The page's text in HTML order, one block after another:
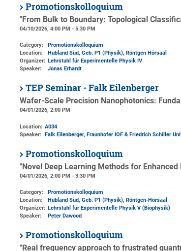
Promotionskolloquium
"From Bulk to Boundary: Topological
04/10/2026, 4:00 PM - 5:30 PM
Category:
Promotionskolloquium
Location:
Hubland Süd, Geb. P1 (Physik), Röntgen Hörsaal
Organizer: Lehrstuhl für Experimentelle Physik IV
Speaker:
Jonas Erhardt
TEP Seminar - Falk Eilenberger
Wafer-Scale Precision Nanophotonics:
04/01/2026, 2:00 PM
Location: A034
Speaker: Falk Eilenberger, Fraunhofer IOF & Friedrich Schiller
Promotionskolloquium
"Novel Deep Learning Methods for
04/01/2026, 2:00 PM - 3:30 PM
Category:
Promotionskolloquium
Location:
Hubland Süd, Geb. P1 (Physik), Röntgen-Hörsaal
Organizer: Lehrstuhl für Experimentelle Physik V (Biophysik)
Speaker:
Peter Dawood
Promotionskolloquium
"Real frequency approach to frustrated